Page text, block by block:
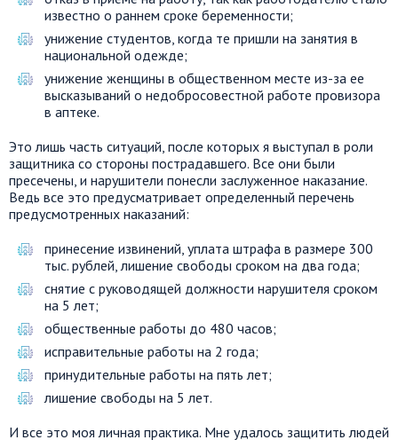
известно о раннем сроке беременности;
унижение студентов, когда те пришли на занятия в
национальной одежде;
унижение женщины в общественном месте из-за ее
высказываний о недобросовестной работе провизора
в аптеке.
Это лишь часть ситуаций, после которых я выступал в роли
защитника со стороны пострадавшего. Все они были
пресечены, и нарушители понесли заслуженное наказание.
Ведь все это предусматривает определенный перечень
предусмотренных наказаний:
принесение извинений, уплата штрафа в размере 300
тыс. рублей, лишение свободы сроком на два года;
снятие с руководящей должности нарушителя сроком
на 5 лет;
общественные работы до 480 часов;
исправительные работы на 2 года;
принудительные работы на пять лет;
лишение свободы на 5 лет.
И все это моя личная практика. Мне удалось защитить людей